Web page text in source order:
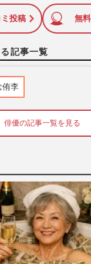
に追加
投稿 無
記事一覧
2026年】結婚しそうな
架純＆高橋海人他、
ハシカン離れ”はパワ…
女性PRIME
環奈『帰れマンデー
を圧倒する“豪快”言
におっさんが入って
女性PRIME
侑李
俳優の記事一覧を見る